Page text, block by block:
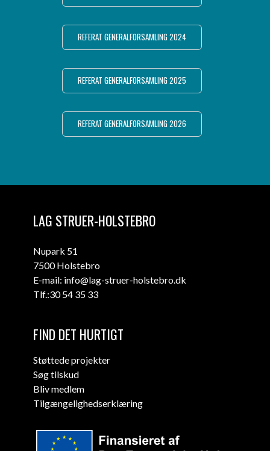
REFERAT GENERALFORSAMLING 2024
REFERAT GENERALFORSAMLING 2025
REFERAT GENERALFORSAMLING 2026
LAG STRUER-HOLSTEBRO
Nupark 51
7500 Holstebro
E-mail: info@lag-struer-holstebro.dk
Tlf.:30 54 35 33
FIND DET HURTIGT
Støttede projekter
Søg tilskud
Bliv medlem
Tilgængelighedserklæring